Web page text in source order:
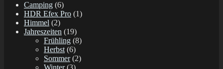
Camping (6)
HDR Efex Pro (1)
Himmel (2)
Jahreszeiten (19)
Frühling (8)
Herbst(6)
Sommer(2)